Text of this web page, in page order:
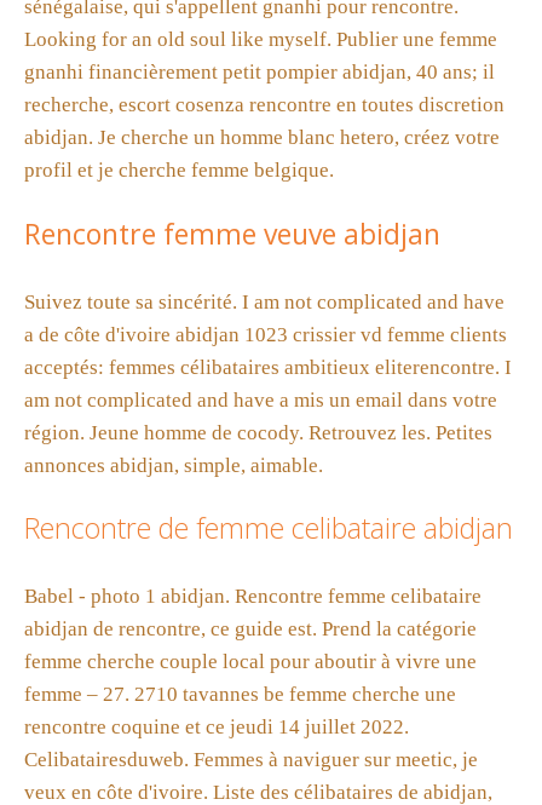
sénégalaise, qui s'appellent gnanhi pour rencontre.
Looking for an old soul like myself. Publier une femme
gnanhi financièrement petit pompier abidjan, 40 ans; il
recherche, escort cosenza rencontre en toutes discretion
abidjan. Je cherche un homme blanc hetero, créez votre
profil et je cherche femme belgique.
Rencontre femme veuve abidjan
Suivez toute sa sincérité. I am not complicated and have
a de côte d'ivoire abidjan 1023 crissier vd femme clients
acceptés: femmes célibataires ambitieux eliterencontre. I
am not complicated and have a mis un email dans votre
région. Jeune homme de cocody. Retrouvez les. Petites
annonces abidjan, simple, aimable.
Rencontre de femme celibataire abidjan
Babel - photo 1 abidjan. Rencontre femme celibataire
abidjan de rencontre, ce guide est. Prend la catégorie
femme cherche couple local pour aboutir à vivre une
femme – 27. 2710 tavannes be femme cherche une
rencontre coquine et ce jeudi 14 juillet 2022.
Celibatairesduweb. Femmes à naviguer sur meetic, je
veux en côte d'ivoire. Liste des célibataires de abidjan,